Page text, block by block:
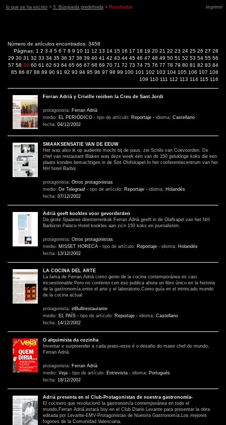
lo que se ha escrito> 3. Búsqueda predefinida> Resultados imprimir
Número de artículos encontrados: 3458
Páginas: 1 2 3 4 5 6 7 8 9 10 11 12 13 14 15 16 17 18 19 20 21 22 23 24 25 26 27 28
29 30 31 32 33 34 35 36 37 38 39 40 41 42 43 44 45 46 47 48 49 50 51 52 53 54 55 56
57 58 59 60 61 62 63 64 65 66 67 68 69 70 71 72 73 74 75 76 77 78 79 80 81 82 83 84
85 86 87 88 89 90 91 92 93 94 95 96 97 98 99 100 101 102 103 104 105 106 107 108
109 110 111 112 113 114 115 116
Ferran Adrià y Criville reciben la Creu de Sant Jordi
protagonista: Ferran Adrià
medio: EL PERIÓDICO - tipo de artículo: Reportaje - idioma: Castellano
fecha: 04/12/2002
SMAAKSENSATIE VAN DE EEUW
Het was also ik op audiente mocht bij de paus, zei Schilo van Coevoorden. De
chef van restaurant Blakes was deze week één van de 150 gelukkige koks die een
plaats konden bemachtigen in de Sint Olofskapel.In het conferentiecentrum van het
NH hotel Barbiz
protagonista: Otros protagonistas
medio: De Telegraaf - tipo de artículo: Reportaje - idioma: Holandés
fecha: 07/12/2002
Adrià geeft kookles voor gevorderden
De grote Spaanse driesterrenkok Ferran Adrià geeft in de Olafkapel van het NH
Barbizon Palace Hotel kookles aan zo’n 150 koks en journalisten.
protagonista: Otros protagonistas
medio: MISSET HORECA - tipo de artículo: Reportaje - idioma: Holandés
fecha: 13/12/2002
LA COCINA DEL ARTE
La fama de Ferran Adrià como genio de la cocina contemporánea es casi
incuestionable.Pero no contento con eso publica ahora un libro único en la historia
de la gastronomía,entre el arte y el laboratorio.Como guía en el intrincado mundo
de la cocina actual
protagonista: elBullirestaurante
medio: EL PAÍS - tipo de artículo: Reportaje - idioma: Castellano
fecha: 14/12/2002
O alquimista da cozinha
Inventar e surpreender a cada prato–esse é o desafio do maior chef do mundo,
Ferran Adrià.
protagonista: Ferran Adrià
medio: Veja - tipo de artículo: Entrevista - idioma: Portugués
fecha: 18/12/2002
Adrià presenta en el Club-Protagonistas de nuestra gastronomía-
El cocinero que revolucionó la gastronomía contemporánea en todo el
mundo,Ferran Adriá,estará hoy en el Club Diario Levante para presentar la obra
editada por Levante-EMV-Protagonistas de Nuestra Gastronomía.Los mejores
fogones de la Comunidad Valenciana.